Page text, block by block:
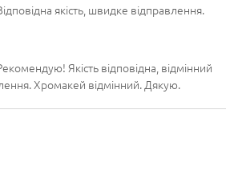
якість, швидке відправлення.
Якість відповідна, відмінний
Хромакей відмінний. Дякую.